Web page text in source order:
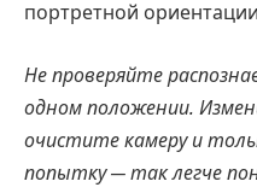
портретной
Не проверяйте
одном положении.
очистите камеру и
попытку — так легче